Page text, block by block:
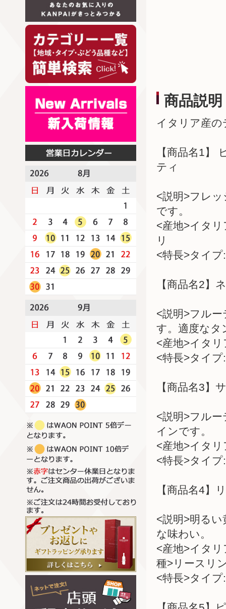
商品説明
イタリア産
【商品名1】
ティ
<説明>フレ
です。
<産地>イタ
リ
<特長>タイ
【商品名2】
<説明>フル
す。適度なタ
<産地>イタ
<特長>タイ
【商品名3】
<説明>フル
インです。
<産地>イタ
<特長>タイ
【商品名4】
<説明>明る
な味わい。
<産地>イタ
種>リースリ
<特長>タイ